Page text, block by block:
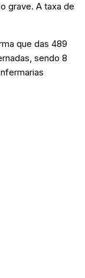
grave. A taxa de
que das 489
sendo 8